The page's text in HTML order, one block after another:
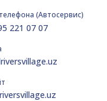
(Автосервис)
221 07 07